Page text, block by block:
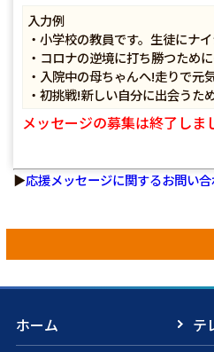
入力例
・小学校の教員です。生徒にナ
・コロナの逆境に打ち勝つため
・入院中の母ちゃんへ!走りで元
・初挑戦!新しい自分に出会うた
メッセージの募集は終了しま
▶応援メッセージに関するお問い
ホーム
テ